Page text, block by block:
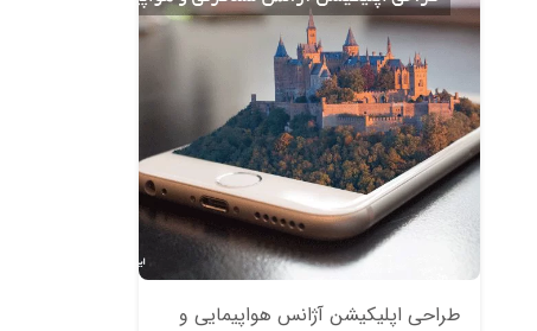
طراحی اپلیکیشن آژانس هواپیمایی و